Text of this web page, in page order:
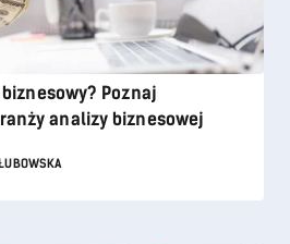
Poznaj
analizy biznesowej